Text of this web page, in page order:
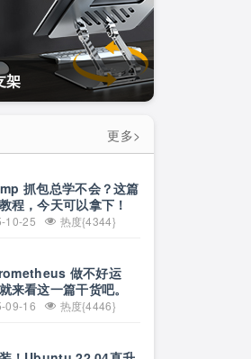
架
更多>
抓包总学不会？这篇
程，今天可以拿下！
10-25 热度{4344}
做不好运
来看这一篇干货吧。
09-16 热度{4446}